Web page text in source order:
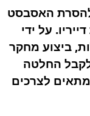
האסבסט
על ידי
ביצוע מחקר
החלטה
לצרכים